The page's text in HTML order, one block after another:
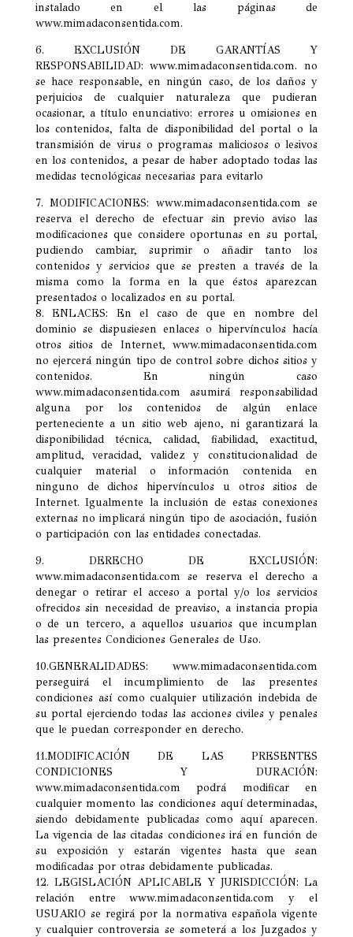
instalado en el las páginas de
www.mimadaconsentida.com.
6. EXCLUSIÓN DE GARANTÍAS Y
RESPONSABILIDAD: www.mimadaconsentida.com. no
se hace responsable, en ningún caso, de los daños y
perjuicios de cualquier naturaleza que pudieran
ocasionar, a título enunciativo: errores u omisiones en
los contenidos, falta de disponibilidad del portal o la
transmisión de virus o programas maliciosos o lesivos
en los contenidos, a pesar de haber adoptado todas las
medidas tecnológicas necesarias para evitarlo
7. MODIFICACIONES: www.mimadaconsentida.com se
reserva el derecho de efectuar sin previo aviso las
modificaciones que considere oportunas en su portal,
pudiendo cambiar, suprimir o añadir tanto los
contenidos y servicios que se presten a través de la
misma como la forma en la que éstos aparezcan
presentados o localizados en su portal.
8. ENLACES: En el caso de que en nombre del
dominio se dispusiesen enlaces o hipervínculos hacía
otros sitios de Internet, www.mimadaconsentida.com
no ejercerá ningún tipo de control sobre dichos sitios y
contenidos. En ningún caso
www.mimadaconsentida.com asumirá responsabilidad
alguna por los contenidos de algún enlace
perteneciente a un sitio web ajeno, ni garantizará la
disponibilidad técnica, calidad, fiabilidad, exactitud,
amplitud, veracidad, validez y constitucionalidad de
cualquier material o información contenida en
ninguno de dichos hipervínculos u otros sitios de
Internet. Igualmente la inclusión de estas conexiones
externas no implicará ningún tipo de asociación, fusión
o participación con las entidades conectadas.
9. DERECHO DE EXCLUSIÓN:
www.mimadaconsentida.com se reserva el derecho a
denegar o retirar el acceso a portal y/o los servicios
ofrecidos sin necesidad de preaviso, a instancia propia
o de un tercero, a aquellos usuarios que incumplan
las presentes Condiciones Generales de Uso.
10.GENERALIDADES: www.mimadaconsentida.com
perseguirá el incumplimiento de las presentes
condiciones así como cualquier utilización indebida de
su portal ejerciendo todas las acciones civiles y penales
que le puedan corresponder en derecho.
11.MODIFICACIÓN DE LAS PRESENTES
CONDICIONES Y DURACIÓN:
www.mimadaconsentida.com podrá modificar en
cualquier momento las condiciones aquí determinadas,
siendo debidamente publicadas como aquí aparecen.
La vigencia de las citadas condiciones irá en función de
su exposición y estarán vigentes hasta que sean
modificadas por otras debidamente publicadas.
12. LEGISLACIÓN APLICABLE Y JURISDICCIÓN: La
relación entre www.mimadaconsentida.com y el
USUARIO se regirá por la normativa española vigente
y cualquier controversia se someterá a los Juzgados y